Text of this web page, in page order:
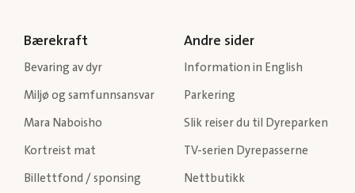
Bærekraft
Bevaring av dyr
Miljø og samfunnsansvar
Mara Naboisho
Kortreist mat
Billettfond / sponsing
Andre sider
Information in English
Parkering
Slik reiser du til Dyreparken
TV-serien Dyrepasserne
Nettbutikk